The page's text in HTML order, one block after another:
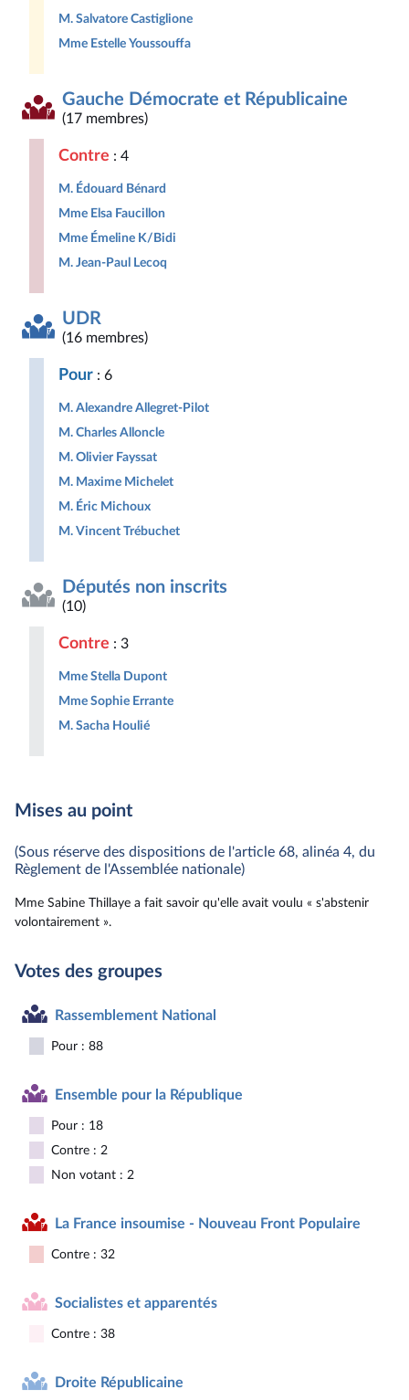
M. Salvatore Castiglione
Mme Estelle Youssouffa
Gauche Démocrate et Républicaine
(17 membres)
Contre : 4
M. Édouard Bénard
Mme Elsa Faucillon
Mme Émeline K/Bidi
M. Jean-Paul Lecoq
UDR
(16 membres)
Pour : 6
M. Alexandre Allegret-Pilot
M. Charles Alloncle
M. Olivier Fayssat
M. Maxime Michelet
M. Éric Michoux
M. Vincent Trébuchet
Députés non inscrits
(10)
Contre : 3
Mme Stella Dupont
Mme Sophie Errante
M. Sacha Houlié
Mises au point
(Sous réserve des dispositions de l'article 68, alinéa 4, du
Règlement de l'Assemblée nationale)
Mme Sabine Thillaye a fait savoir qu'elle avait voulu « s'abstenir
volontairement ».
Votes des groupes
Rassemblement National
Pour : 88
Ensemble pour la République
Pour : 18
Contre : 2
Non votant : 2
La France insoumise - Nouveau Front Populaire
Contre : 32
Socialistes et apparentés
Contre : 38
Droite Républicaine